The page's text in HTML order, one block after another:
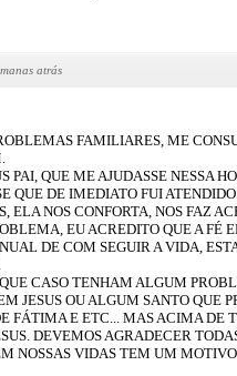
atrás
FAMILIARES, ME
PAI, QUE ME AJUDASSE NESSA
QUE DE IMEDIATO FUI
ELA NOS CONFORTA, NOS FAZ
EU ACREDITO QUE A FÉ
DE COM SEGUIR A VIDA,
CASO TENHAM ALGUM
JESUS OU ALGUM SANTO QUE
FÁTIMA E ETC... MAS ACIMA DE
DEVEMOS AGRADECER
NOSSAS VIDAS TEM UM